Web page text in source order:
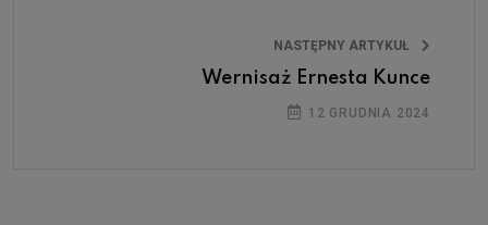
NASTĘPNY ARTYKUŁ
Wernisaż Ernesta Kunce
12 GRUDNIA 2024